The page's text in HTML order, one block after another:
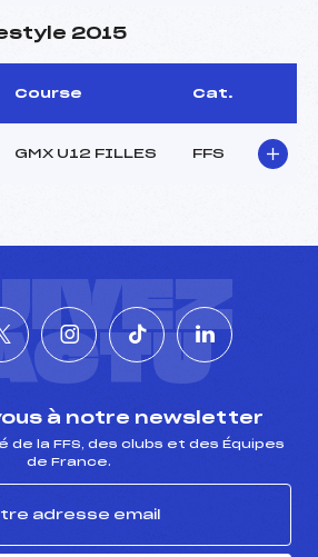
2015
Course Cat.
GMX U12 FILLES FFS
à notre newsletter
de la FFS, des clubs et des Équipes
de France.